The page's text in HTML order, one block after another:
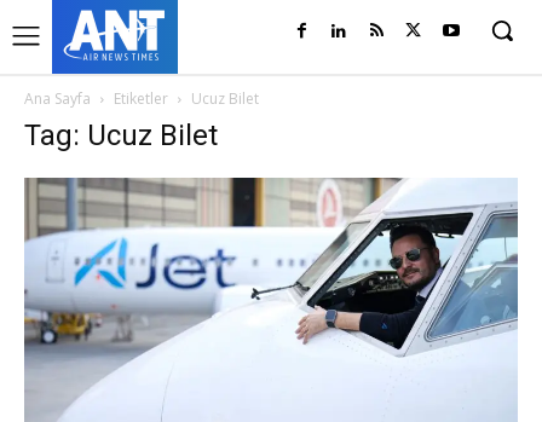
Ana Sayfa Etiketler Ucuz Bilet
Tag: Ucuz Bilet